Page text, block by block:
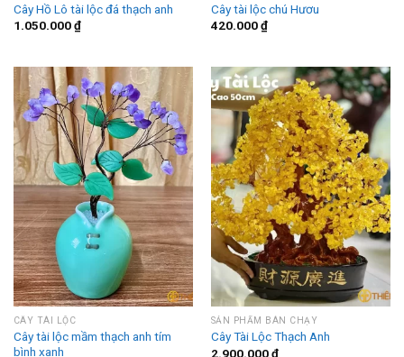
Cây Hồ Lô tài lộc đá thạch anh
1.050.000₫
Cây tài lộc chú Hươu
420.000₫
CÂY TÀI LỘC
Cây tài lộc mầm thạch anh tím
bình xanh
SẢN PHẨM BÁN CHẠY
Cây Tài Lộc Thạch Anh
2.900.000₫